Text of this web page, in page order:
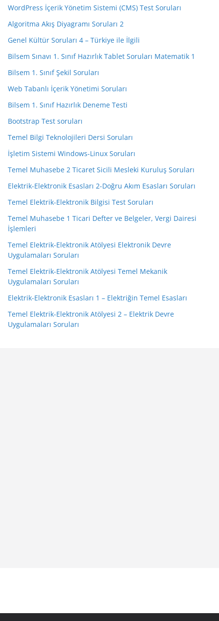
WordPress İçerik Yönetim Sistemi (CMS) Test Soruları
Algoritma Akış Diyagramı Soruları 2
Genel Kültür Soruları 4 – Türkiye ile İlgili
Bilsem Sınavı 1. Sınıf Hazırlık Tablet Soruları Matematik 1
Bilsem 1. Sınıf Şekil Soruları
Web Tabanlı İçerik Yönetimi Soruları
Bilsem 1. Sınıf Hazırlık Deneme Testi
Bootstrap Test soruları
Temel Bilgi Teknolojileri Dersi Soruları
İşletim Sistemi Windows-Linux Soruları
Temel Muhasebe 2 Ticaret Sicili Mesleki Kuruluş Soruları
Elektrik-Elektronik Esasları 2-Doğru Akım Esasları Soruları
Temel Elektrik-Elektronik Bilgisi Test Soruları
Temel Muhasebe 1 Ticari Defter ve Belgeler, Vergi Dairesi
İşlemleri
Temel Elektrik-Elektronik Atölyesi Elektronik Devre
Uygulamaları Soruları
Temel Elektrik-Elektronik Atölyesi Temel Mekanik
Uygulamaları Soruları
Elektrik-Elektronik Esasları 1 – Elektriğin Temel Esasları
Temel Elektrik-Elektronik Atölyesi 2 – Elektrik Devre
Uygulamaları Soruları